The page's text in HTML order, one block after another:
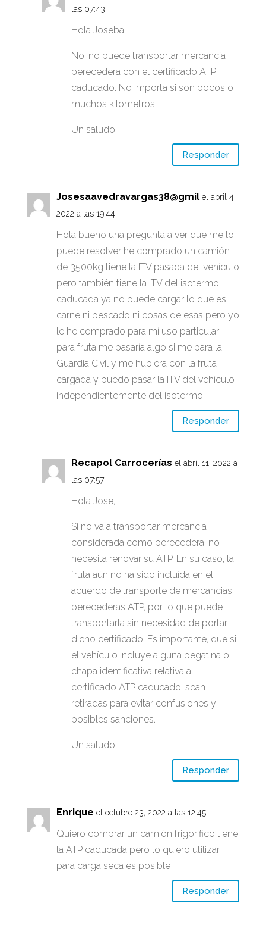
las 07:43
Hola Joseba,
No, no puede transportar mercancía
perecedera con el certificado ATP
caducado. No importa si son pocos o
muchos kilometros.
Un saludo!!
Responder
Josesaavedravargas38@gmil el abril 4,
2022 a las 19:44
Hola bueno una pregunta a ver que me lo
puede resolver he comprado un camión
de 3500kg tiene la ITV pasada del vehículo
pero también tiene la ITV del isotermo
caducada ya no puede cargar lo que es
carne ni pescado ni cosas de esas pero yo
le he comprado para mí uso particular
para fruta me pasaría algo si me para la
Guardia Civil y me hubiera con la fruta
cargada y puedo pasar la ITV del vehículo
independientemente del isotermo
Responder
Recapol Carrocerías el abril 11, 2022 a
las 07:57
Hola Jose,
Si no va a transportar mercancia
considerada como perecedera, no
necesita renovar su ATP. En su caso, la
fruta aún no ha sido incluída en el
acuerdo de transporte de mercancias
perecederas ATP, por lo que puede
transportarla sin necesidad de portar
dicho certificado. Es importante, que si
el vehículo incluye alguna pegatina o
chapa identificativa relativa al
certificado ATP caducado, sean
retiradas para evitar confusiones y
posibles sanciones.
Un saludo!!
Responder
Enrique el octubre 23, 2022 a las 12:45
Quiero comprar un camión frigorífico tiene
la ATP caducada pero lo quiero utilizar
para carga seca es posible
Responder